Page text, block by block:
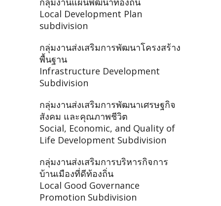
Local Development Plan
subdivision
กลุ่มงานส่งเสริมการพัฒนาโครงสร้าง
พื้นฐาน
Infrastructure Development
Subdivision
กลุ่มงานส่งเสริมการพัฒนาเศรษฐกิจ
สังคม และคุณภาพชีวิต
Social, Economic, and Quality of
Life Development Subdivision
กลุ่มงานส่งเสริมการบริหารกิจการ
บ้านเมืองที่ดีท้องถิ่น
Local Good Governance
Promotion Subdivision